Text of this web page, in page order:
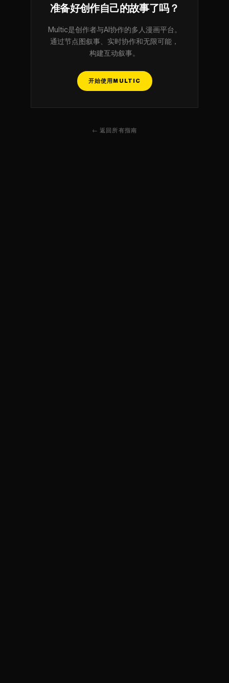
准备好创作自己的故事了吗？
Multic是创作者与AI协作的多人漫画平台。
通过节点图叙事、实时协作和无限可能，
构建互动叙事。
开始使用MULTIC
← 返回所有指南